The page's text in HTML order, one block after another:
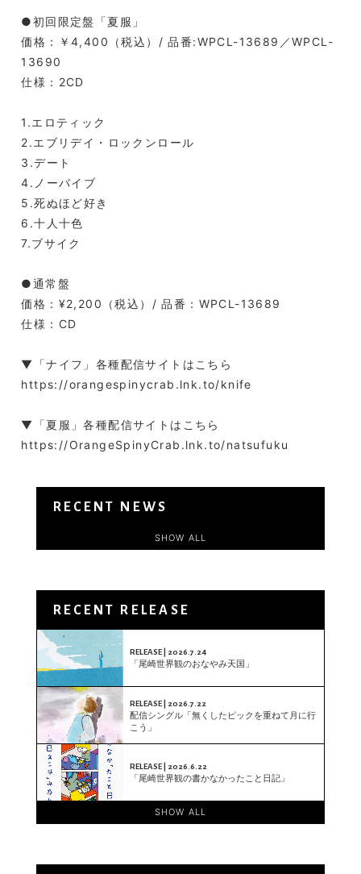
●初回限定盤「夏服」
価格：￥4,400（税込）/ 品番:WPCL-13689／WPCL-
13690
仕様：2CD
1.エロティック
2.エブリデイ・ロックンロール
3.デート
4.ノーバイブ
5.死ぬほど好き
6.十人十色
7.ブサイク
●通常盤
価格：¥2,200（税込）/ 品番：WPCL-13689
仕様：CD
▼「ナイフ」各種配信サイトはこちら
https://orangespinycrab.lnk.to/knife
▼「夏服」各種配信サイトはこちら
https://OrangeSpinyCrab.lnk.to/natsufuku
RECENT NEWS
SHOW ALL
RECENT RELEASE
RELEASE | 2026.7.24
「尾崎世界観のおなやみ天国」
RELEASE | 2026.7.22
配信シングル「無くしたピックを重ねて月に行
こう」
RELEASE | 2026.6.22
「尾崎世界観の書かなかったこと日記」
SHOW ALL